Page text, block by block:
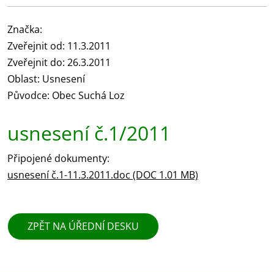
Značka:
Zveřejnit od: 11.3.2011
Zveřejnit do: 26.3.2011
Oblast: Usnesení
Původce: Obec Suchá Loz
usnesení č.1/2011
Připojené dokumenty:
usnesení č.1-11.3.2011.doc (DOC 1.01 MB)
ZPĚT NA ÚŘEDNÍ DESKU